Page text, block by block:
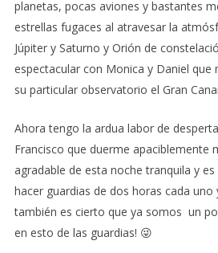
planetas, pocas aviones y bastantes
estrellas fugaces al atravesar la
Júpiter y Saturno y Orión de
espectacular con Monica y Daniel que
su particular observatorio el Gran
Ahora tengo la ardua labor de
Francisco que duerme apaciblemente
agradable de esta noche tranquila y
hacer guardias de dos horas cada uno
también es cierto que ya somos un
en esto de las guardias! 😜